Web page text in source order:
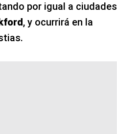
por igual a ciudades
, y ocurrirá en la